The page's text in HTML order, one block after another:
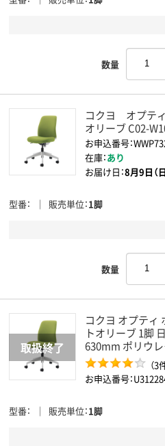
数量
コクヨ オプテ
オリーブ C02-
お申込番号：
在庫：あり
お届け日：8月9日（
型番 販売単位 1脚
数量
コクヨ オプテ
トオリーブ 1脚
630mm ポリウ
（3
お申込番号：
型番 販売単位 1脚